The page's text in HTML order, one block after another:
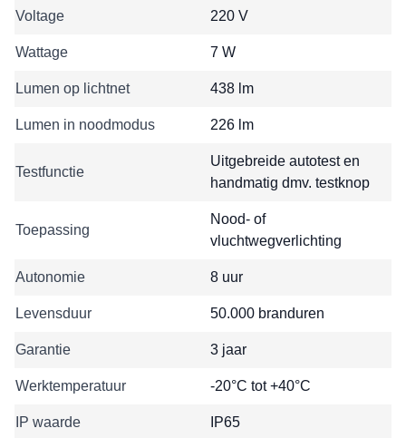
Voltage 220 V
Wattage 7 W
Lumen op lichtnet 438 lm
Lumen in noodmodus 226 lm
Testfunctie
Uitgebreide autotest en
handmatig dmv. testknop
Toepassing
Nood- of
vluchtwegverlichting
Autonomie 8 uur
Levensduur 50.000 branduren
Garantie 3 jaar
Werktemperatuur -20°C tot +40°C
IP waarde IP65